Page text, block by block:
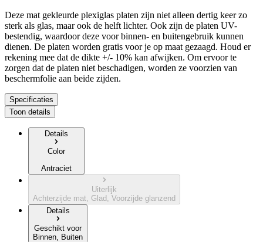
Deze mat gekleurde plexiglas platen zijn niet alleen dertig keer zo
sterk als glas, maar ook de helft lichter. Ook zijn de platen UV-
bestendig, waardoor deze voor binnen- en buitengebruik kunnen
dienen. De platen worden gratis voor je op maat gezaagd. Houd er
rekening mee dat de dikte +/- 10% kan afwijken. Om ervoor te
zorgen dat de platen niet beschadigen, worden ze voorzien van
beschermfolie aan beide zijden.
Specificaties
Toon details
Details
Color
Antraciet
Uiterlijk
Achterzijde mat, Glad, Voorzijde glanzend
Details
Geschikt voor
Binnen, Buiten